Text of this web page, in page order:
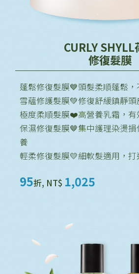
CURLY SHYLL
修復髮膜
蓬鬆修復髮膜💙頭髮柔順蓬鬆，
雪蘊修護髮膜💚修復舒緩鎮靜頭
極度柔順髮膜❤️高營養乳霜，有
保濕修復髮膜🤎集中護理染燙
養
輕柔修復髮膜💛細軟髮適用，
95折, NT$ 1,025